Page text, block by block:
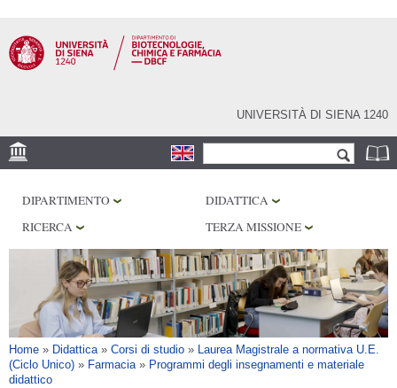
contenuto
principale
UNIVERSITÀ DI SIENA 1240
Form di ricerca
CENTRI DI RICERCA
LABORATORI
BIBLIOTECHE
SERVIZI
DIPARTIMENTO
DIDATTICA
RICERCA
TERZA MISSIONE
Tu sei qui
Home » Didattica» Corsi di studio » Laurea Magistrale a normativa U.E.
(Ciclo Unico) » Farmacia» Programmi degli insegnamenti e materiale
didattico